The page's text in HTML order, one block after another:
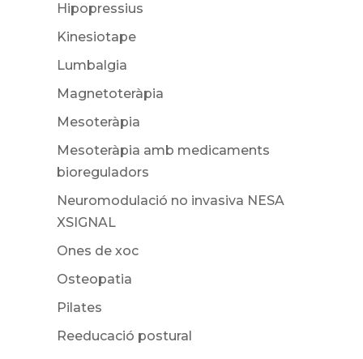
Hipopressius
Kinesiotape
Lumbalgia
Magnetoteràpia
Mesoteràpia
Mesoteràpia amb medicaments
bioreguladors
Neuromodulació no invasiva NESA
XSIGNAL
Ones de xoc
Osteopatia
Pilates
Reeducació postural